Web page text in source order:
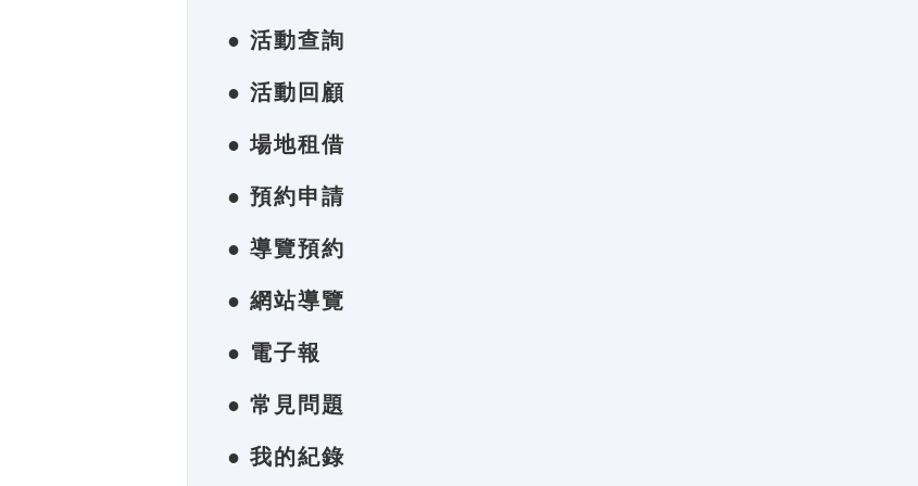
● 活動查詢
● 活動回顧
● 場地租借
● 預約申請
● 導覽預約
● 網站導覽
● 電子報
● 常見問題
● 我的紀錄